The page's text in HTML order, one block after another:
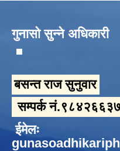
गुनासो सुन्ने अधिकारी
बसन्त राज सुनुवार
सम्पर्क
ईमेलः